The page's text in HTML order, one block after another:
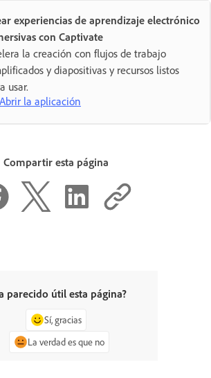
experiencias de aprendizaje electrónico
con Captivate
la creación con flujos de trabajo
y diapositivas y recursos listos
usar.
Abrir la aplicación
Compartir esta página
parecido útil esta página?
Sí, gracias
La verdad es que no